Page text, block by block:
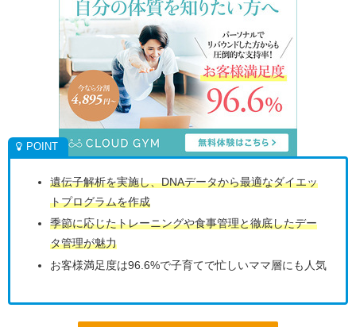
遺伝子解析を実施し、DNAデータから最適なダイエッ
トプログラムを作成
季節に応じたトレーニングや食事管理と徹底したデー
タ管理が魅力
お客様満足度は96.6%で子育てで忙しいママ層にも人気